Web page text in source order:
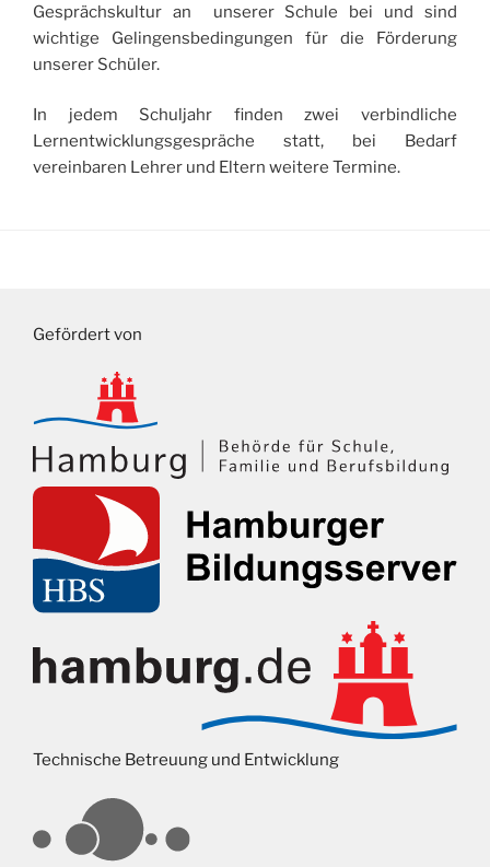
Gesprächskultur an unserer Schule bei und sind
wichtige Gelingensbedingungen für die Förderung
unserer Schüler.
In jedem Schuljahr finden zwei verbindliche
Lernentwicklungsgespräche statt, bei Bedarf
vereinbaren Lehrer und Eltern weitere Termine.
Gefördert von
Technische Betreuung und Entwicklung